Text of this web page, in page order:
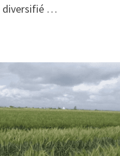
diversifié …